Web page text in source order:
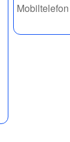
Mobiltelefon